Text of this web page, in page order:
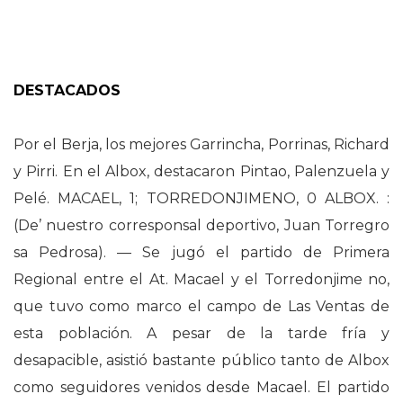
DESTACADOS
Por el Berja, los mejores Garrincha, Porrinas, Richard
y Pirri. En el Albox, destacaron Pintao, Palenzuela y
Pelé. MACAEL, 1; TORREDONJIMENO, 0 ALBOX. :
(De’ nuestro corresponsal deportivo, Juan Torregro
sa Pedrosa). — Se jugó el partido de Primera
Regional entre el At. Macael y el Torredonjime no,
que tuvo como marco el campo de Las Ventas de
esta población. A pesar de la tarde fría y
desapacible, asistió bastante público tanto de Albox
como seguidores venidos desde Macael. El partido